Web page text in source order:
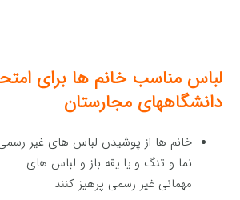
لباس مناسب خانم ها برای
دانشگاههای مجارستان
خانم ها از پوشیدن لباس های غیر
نما و تنگ و یا یقه باز و لباس های
مهمانی غیر رسمی پرهیز کنند